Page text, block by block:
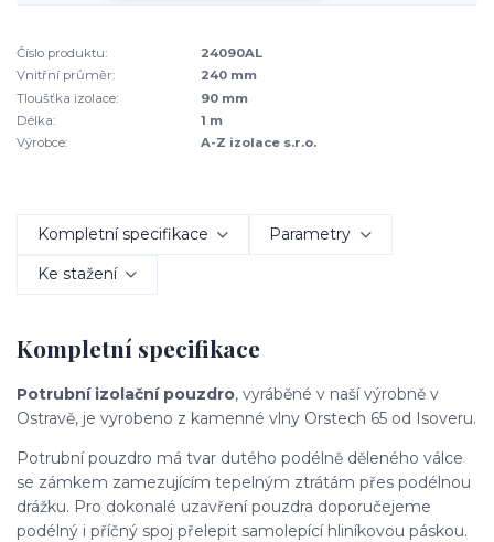
Číslo produktu:
24090AL
Vnitřní průměr:
240 mm
Tloušťka izolace:
90 mm
Délka:
1 m
Výrobce:
A-Z izolace s.r.o.
Kompletní specifikace Parametry
Ke stažení
Kompletní specifikace
Potrubní izolační pouzdro, vyráběné v naší výrobně v
Ostravě, je vyrobeno z kamenné vlny Orstech 65 od Isoveru.
Potrubní pouzdro má tvar dutého podélně děleného válce
se zámkem zamezujícím tepelným ztrátám přes podélnou
drážku. Pro dokonalé uzavření pouzdra doporučejeme
podélný i příčný spoj přelepit samolepící hliníkovou páskou.